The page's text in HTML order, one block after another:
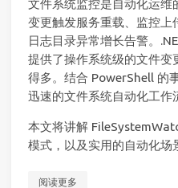
文件系统监控是自动化运
变更触发服务重载、监控上
日志目录异常增长告警。
提供了操作系统级的文件变
得多。结合 PowerShell 的
迅速的文件系统自动化工作
本文将讲解
模式，以及实用的自动化场
阅读更多